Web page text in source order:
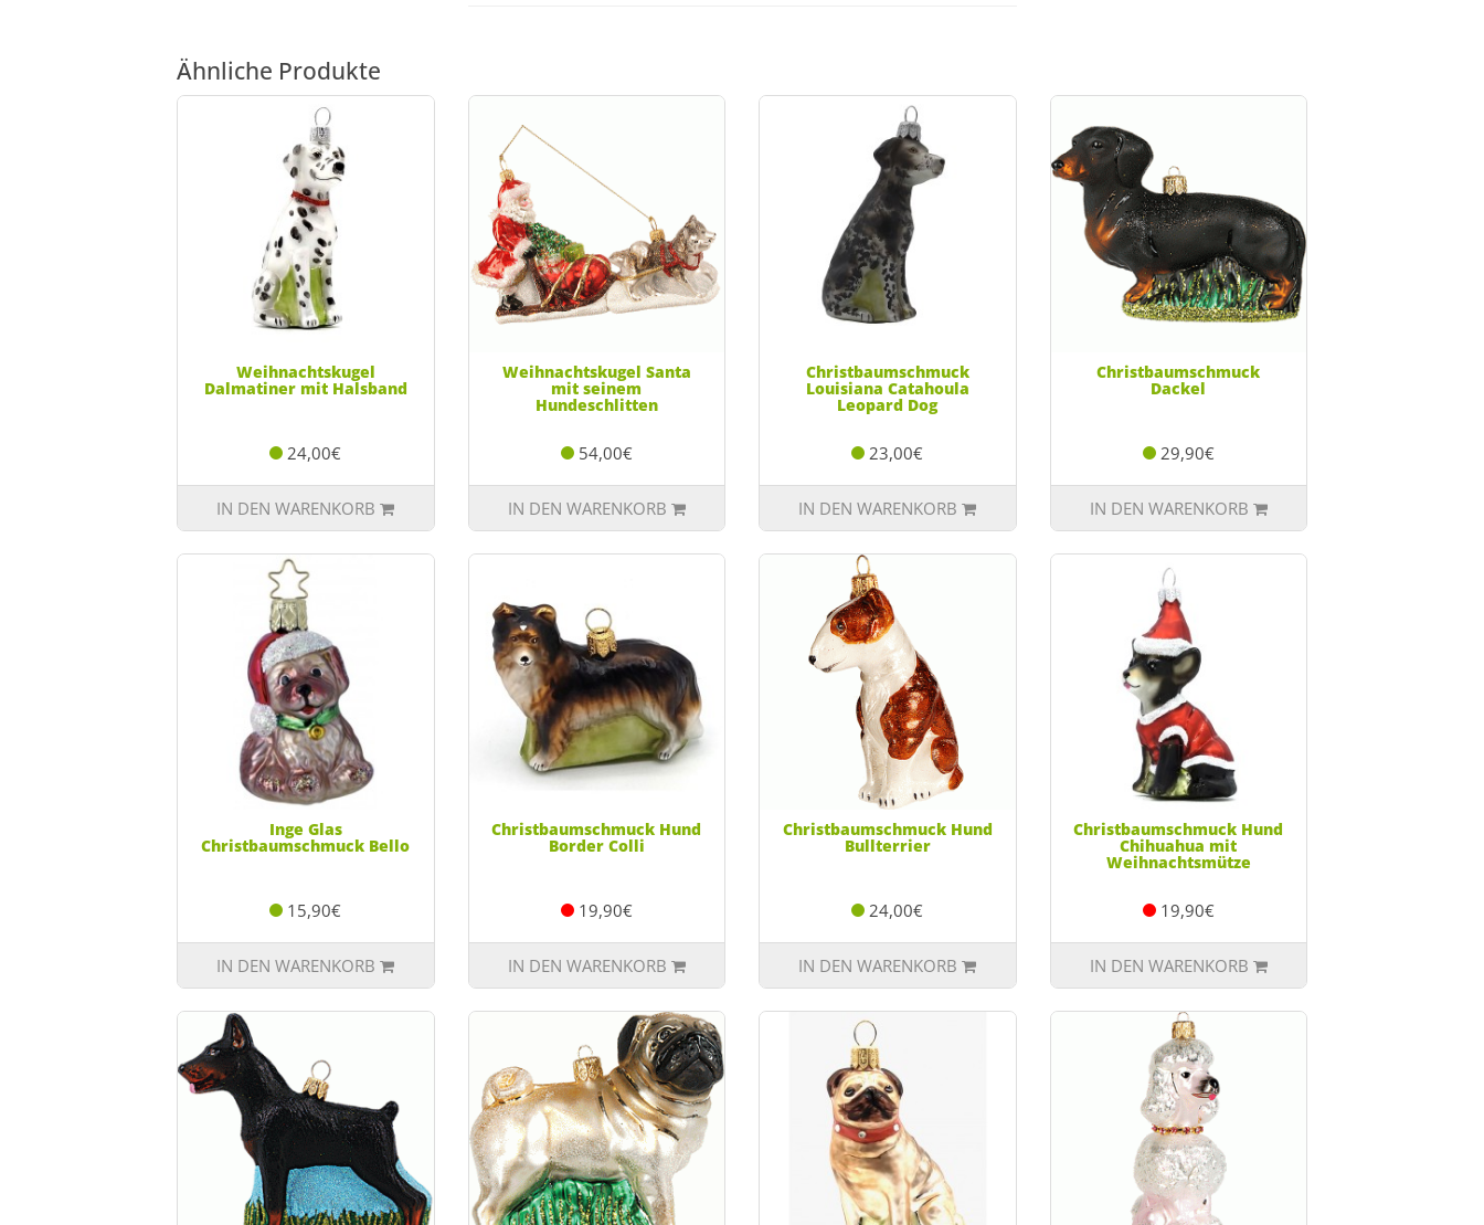
Ähnliche Produkte
Weihnachtskugel
Dalmatiner mit Halsband
24,00€
IN DEN WARENKORB
Weihnachtskugel Santa
mit seinem
Hundeschlitten
54,00€
IN DEN WARENKORB
Christbaumschmuck
Louisiana Catahoula
Leopard Dog
23,00€
IN DEN WARENKORB
Christbaumschmuck
Dackel
29,90€
IN DEN WARENKORB
Inge Glas
Christbaumschmuck Bello
15,90€
IN DEN WARENKORB
Christbaumschmuck Hund
Border Colli
19,90€
IN DEN WARENKORB
Christbaumschmuck Hund
Bullterrier
24,00€
IN DEN WARENKORB
Christbaumschmuck Hund
Chihuahua mit
Weihnachtsmütze
19,90€
IN DEN WARENKORB